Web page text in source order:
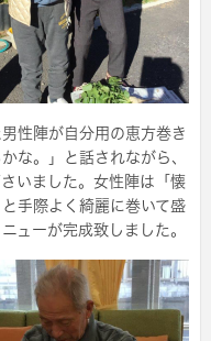
性陣が自分用の恵方巻き
な。」と話されながら、
いました。女性陣は「懐
手際よく綺麗に巻いて盛
ューが完成致しました。